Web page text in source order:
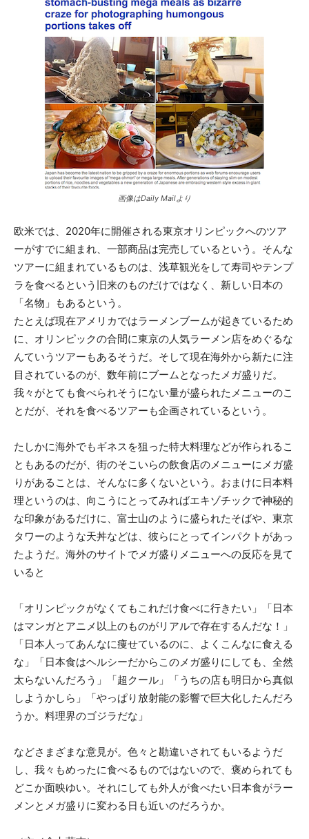
画像はDaily Mailより
欧米では、2020年に開催される東京オリンピックへのツア
ーがすでに組まれ、一部商品は完売しているという。そんな
ツアーに組まれているものは、浅草観光をして寿司やテンプ
ラを食べるという旧来のものだけではなく、新しい日本の
「名物」もあるという。
たとえば現在アメリカではラーメンブームが起きているため
に、オリンピックの合間に東京の人気ラーメン店をめぐるな
んていうツアーもあるそうだ。そして現在海外から新たに注
目されているのが、数年前にブームとなったメガ盛りだ。
我々がとても食べられそうにない量が盛られたメニューのこ
とだが、それを食べるツアーも企画されているという。
たしかに海外でもギネスを狙った特大料理などが作られるこ
ともあるのだが、街のそこいらの飲食店のメニューにメガ盛
りがあることは、そんなに多くないという。おまけに日本料
理というのは、向こうにとってみればエキゾチックで神秘的
な印象があるだけに、富士山のように盛られたそばや、東京
タワーのような天丼などは、彼らにとってインパクトがあっ
たようだ。海外のサイトでメガ盛りメニューへの反応を見て
いると
「オリンピックがなくてもこれだけ食べに行きたい」「日本
はマンガとアニメ以上のものがリアルで存在するんだな！」
「日本人ってあんなに痩せているのに、よくこんなに食える
な」「日本食はヘルシーだからこのメガ盛りにしても、全然
太らないんだろう」「超クール」「うちの店も明日から真似
しようかしら」「やっぱり放射能の影響で巨大化したんだろ
うか。料理界のゴジラだな」
などさまざまな意見が。色々と勘違いされてもいるようだ
し、我々もめったに食べるものではないので、褒められても
どこか面映ゆい。それにしても外人が食べたい日本食がラー
メンとメガ盛りに変わる日も近いのだろうか。